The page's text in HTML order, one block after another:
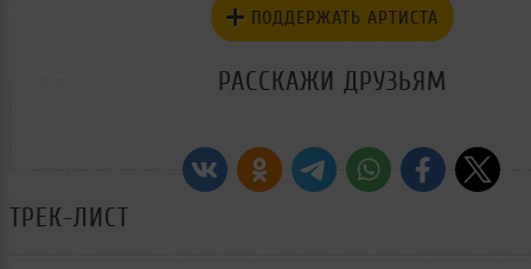
ПОДДЕРЖАТЬ АРТИСТА
РАССКАЖИ ДРУЗЬЯМ
ТРЕК-ЛИСТ